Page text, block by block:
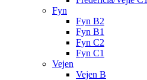
Fyn
Fyn B2
Fyn B1
Fyn C2
Fyn C1
Vejen
Vejen B